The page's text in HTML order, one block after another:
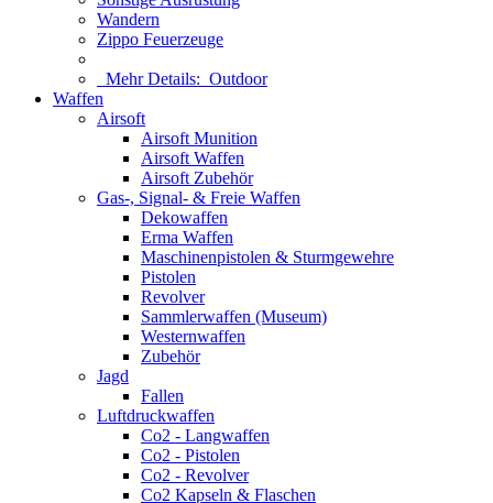
Wandern
Zippo Feuerzeuge
Mehr Details: Outdoor
Waffen
Airsoft
Airsoft Munition
Airsoft Waffen
Airsoft Zubehör
Gas-, Signal- & Freie Waffen
Dekowaffen
Erma Waffen
Maschinenpistolen & Sturmgewehre
Pistolen
Revolver
Sammlerwaffen (Museum)
Westernwaffen
Zubehör
Jagd
Fallen
Luftdruckwaffen
Co2 - Langwaffen
Co2 - Pistolen
Co2 - Revolver
Co2 Kapseln & Flaschen